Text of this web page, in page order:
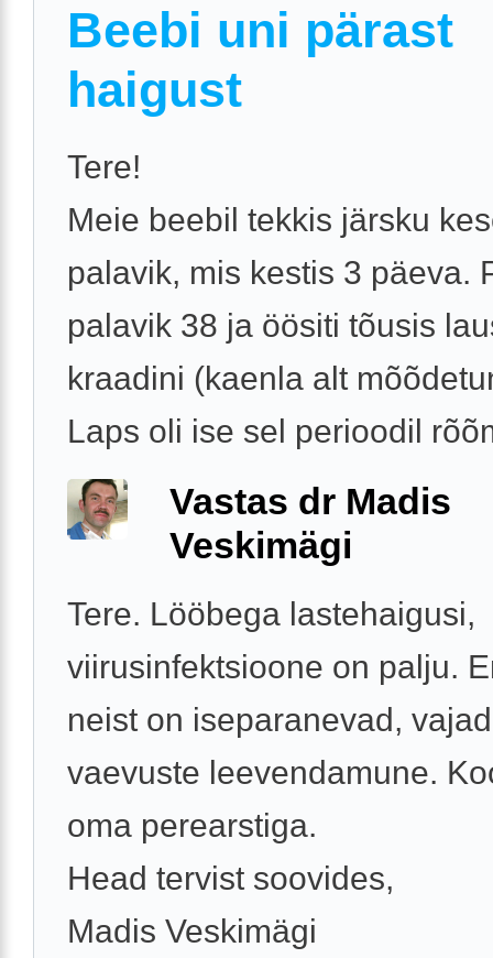
Beebi uni pärast
haigust
Tere!
Meie beebil tekkis järsku
palavik, mis kestis 3 päeva.
palavik 38 ja öösiti tõusis
kraadini (kaenla alt
Laps oli ise sel perioodil
Vastas dr Madis
Veskimägi
Tere. Lööbega lastehaigusi,
viirusinfektsioone on palju.
neist on iseparanevad,
vaevuste leevendamune.
oma perearstiga.
Head tervist soovides,
Madis Veskimägi